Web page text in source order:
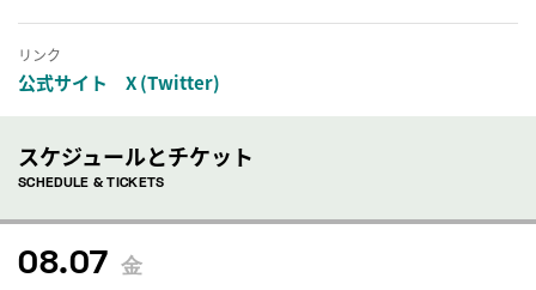
リンク
公式サイト X (Twitter)
スケジュールとチケット
SCHEDULE & TICKETS
08.07 金